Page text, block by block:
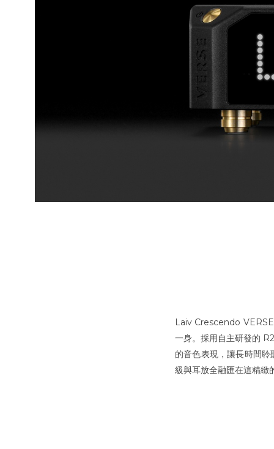
Laiv Crescendo
一身。採用自主研發的
的音色表現，讓長時間
級與耳放全融匯在這精緻